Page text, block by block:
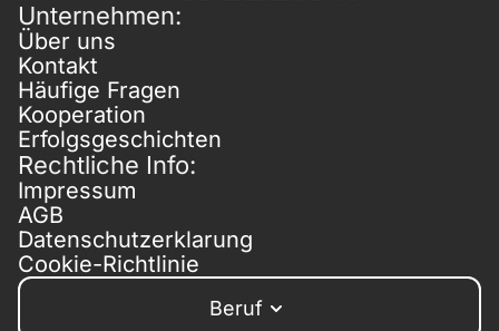
Unternehmen:
Über uns
Kontakt
Häufige Fragen
Kooperation
Erfolgsgeschichten
Rechtliche Info:
Impressum
AGB
Datenschutzerklarung
Cookie-Richtlinie
Beruf